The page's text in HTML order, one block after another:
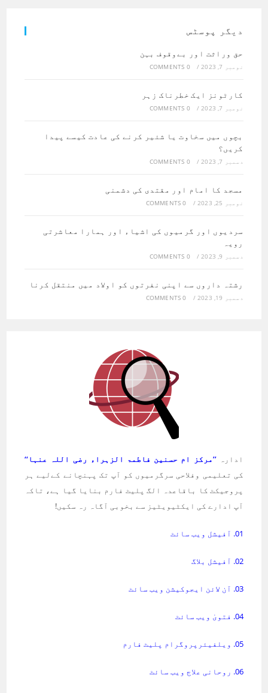
دیگر پوسٹس
حق وراثت اور بےوقوف بہن
نومبر 7, 2023 /
0 COMMENTS
کارٹونز ایک خطرناک زہر
نومبر 7, 2023 /
0 COMMENTS
بچوں میں سخاوت یا شئیر کرنے کی عادت کیسے پیدا
کریں؟
دسمبر 7, 2023 /
0 COMMENTS
مسجد کا امام اور مقتدی کی دشمنی
نومبر 25, 2023 /
0 COMMENTS
سردیوں اور گرمیوں کی اشیاء اور ہمارا معاشرتی
رویہ
دسمبر 9, 2023 /
0 COMMENTS
رشتہ داروں سے اپنی نفرتوں کو اولاد میں منتقل کرنا
دسمبر 19, 2023 /
0 COMMENTS
ادارہ’’مرکز ام حسنین فاطمۃ الزہراء رضی اللہ عنہا‘‘
کی تعلیمی وفلاحی سرگرمیوں کو آپ تک پہنچانے کےلیے ہر
پروجیکٹ کا باقاعدہ الگ پلیٹ فارم بنایا گیا ہے، تاکہ
آپ ادارے کی ایکٹیویٹیز سے بخوبی آگاہ رہ سکیں!
01. آفیشل ویب سائٹ
02. آفیشل بلاگ
03. آن لائن ایجوکیشن ویب سائٹ
04. فتویٰ ویب سائٹ
05. ویلفیئرپروگرام پلیٹ فارم
06. روحانی علاج ویب سائٹ